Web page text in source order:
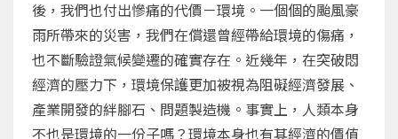
後，我們也付出慘痛的代價－環境。一個個的颱風豪
雨所帶來的災害，我們在償還曾經帶給環境的傷痛，
也不斷驗證氣候變遷的確實存在。近幾年，在突破悶
經濟的壓力下，環境保護更加被視為阻礙經濟發展、
產業開發的絆腳石、問題製造機。事實上，人類本身
不也是環境的一份子嗎？環境本身也有其經濟的價值